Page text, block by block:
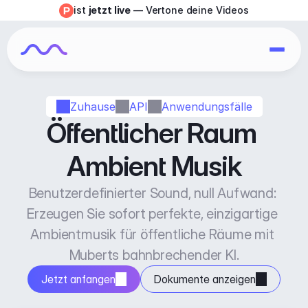
Zuhause API Anwendungsfälle
Öffentlicher Raum
Ambient Musik
Benutzerdefinierter Sound, null Aufwand:
Erzeugen Sie sofort perfekte, einzigartige
Ambientmusik für öffentliche Räume mit
Muberts bahnbrechender KI.
Jetzt anfangen Dokumente anzeigen
ist jetzt live — Vertone deine Videos